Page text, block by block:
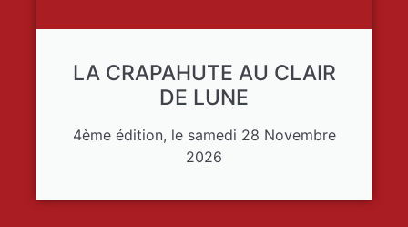
LA CRAPAHUTE AU CLAIR
DE LUNE
4ème édition, le samedi 28 Novembre
2026